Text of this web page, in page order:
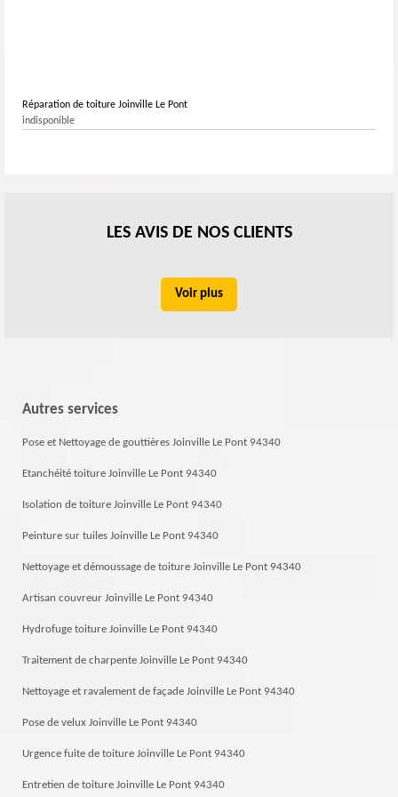
Réparation de toiture Joinville Le Pont
indisponible
LES AVIS DE NOS CLIENTS
Voir plus
Autres services
Pose et Nettoyage de gouttières Joinville Le Pont 94340
Etanchéité toiture Joinville Le Pont 94340
Isolation de toiture Joinville Le Pont 94340
Peinture sur tuiles Joinville Le Pont 94340
Nettoyage et démoussage de toiture Joinville Le Pont 94340
Artisan couvreur Joinville Le Pont 94340
Hydrofuge toiture Joinville Le Pont 94340
Traitement de charpente Joinville Le Pont 94340
Nettoyage et ravalement de façade Joinville Le Pont 94340
Pose de velux Joinville Le Pont 94340
Urgence fuite de toiture Joinville Le Pont 94340
Entretien de toiture Joinville Le Pont 94340